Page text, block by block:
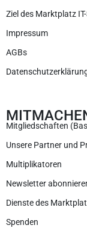
Ziel des Marktplatz
Impressum
AGBs
Mitgliedschaften
Unsere Partner und
Multiplikatoren
Newsletter
Dienste des
Spenden